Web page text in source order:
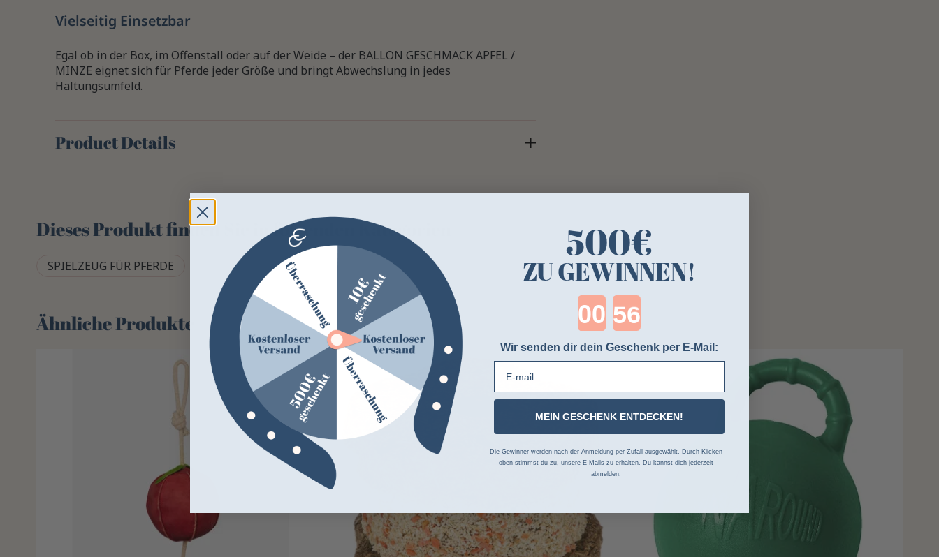
Vielseitig Einsetzbar
Egal ob in der Box, im Offenstall oder auf der Weide – der BALLON GESCHMACK APFEL /
MINZE eignet sich für Pferde jeder Größe und bringt Abwechslung in jedes
Haltungsumfeld.
Product Details
Dieses Produkt finden Sie in folgenden Kategorien
SPIELZEUG FÜR PFERDE
Ähnliche Produkte
-27% -5%
500€
ZU GEWINNEN!
Countdown ends in:
Wir senden dir dein Geschenk per E-Mail:
MEIN GESCHENK ENTDECKEN!
Die Gewinner werden nach der Anmeldung per Zufall ausgewählt. Durch Klicken
oben stimmst du zu, unsere E-Mails zu erhalten. Du kannst dich jederzeit
abmelden.